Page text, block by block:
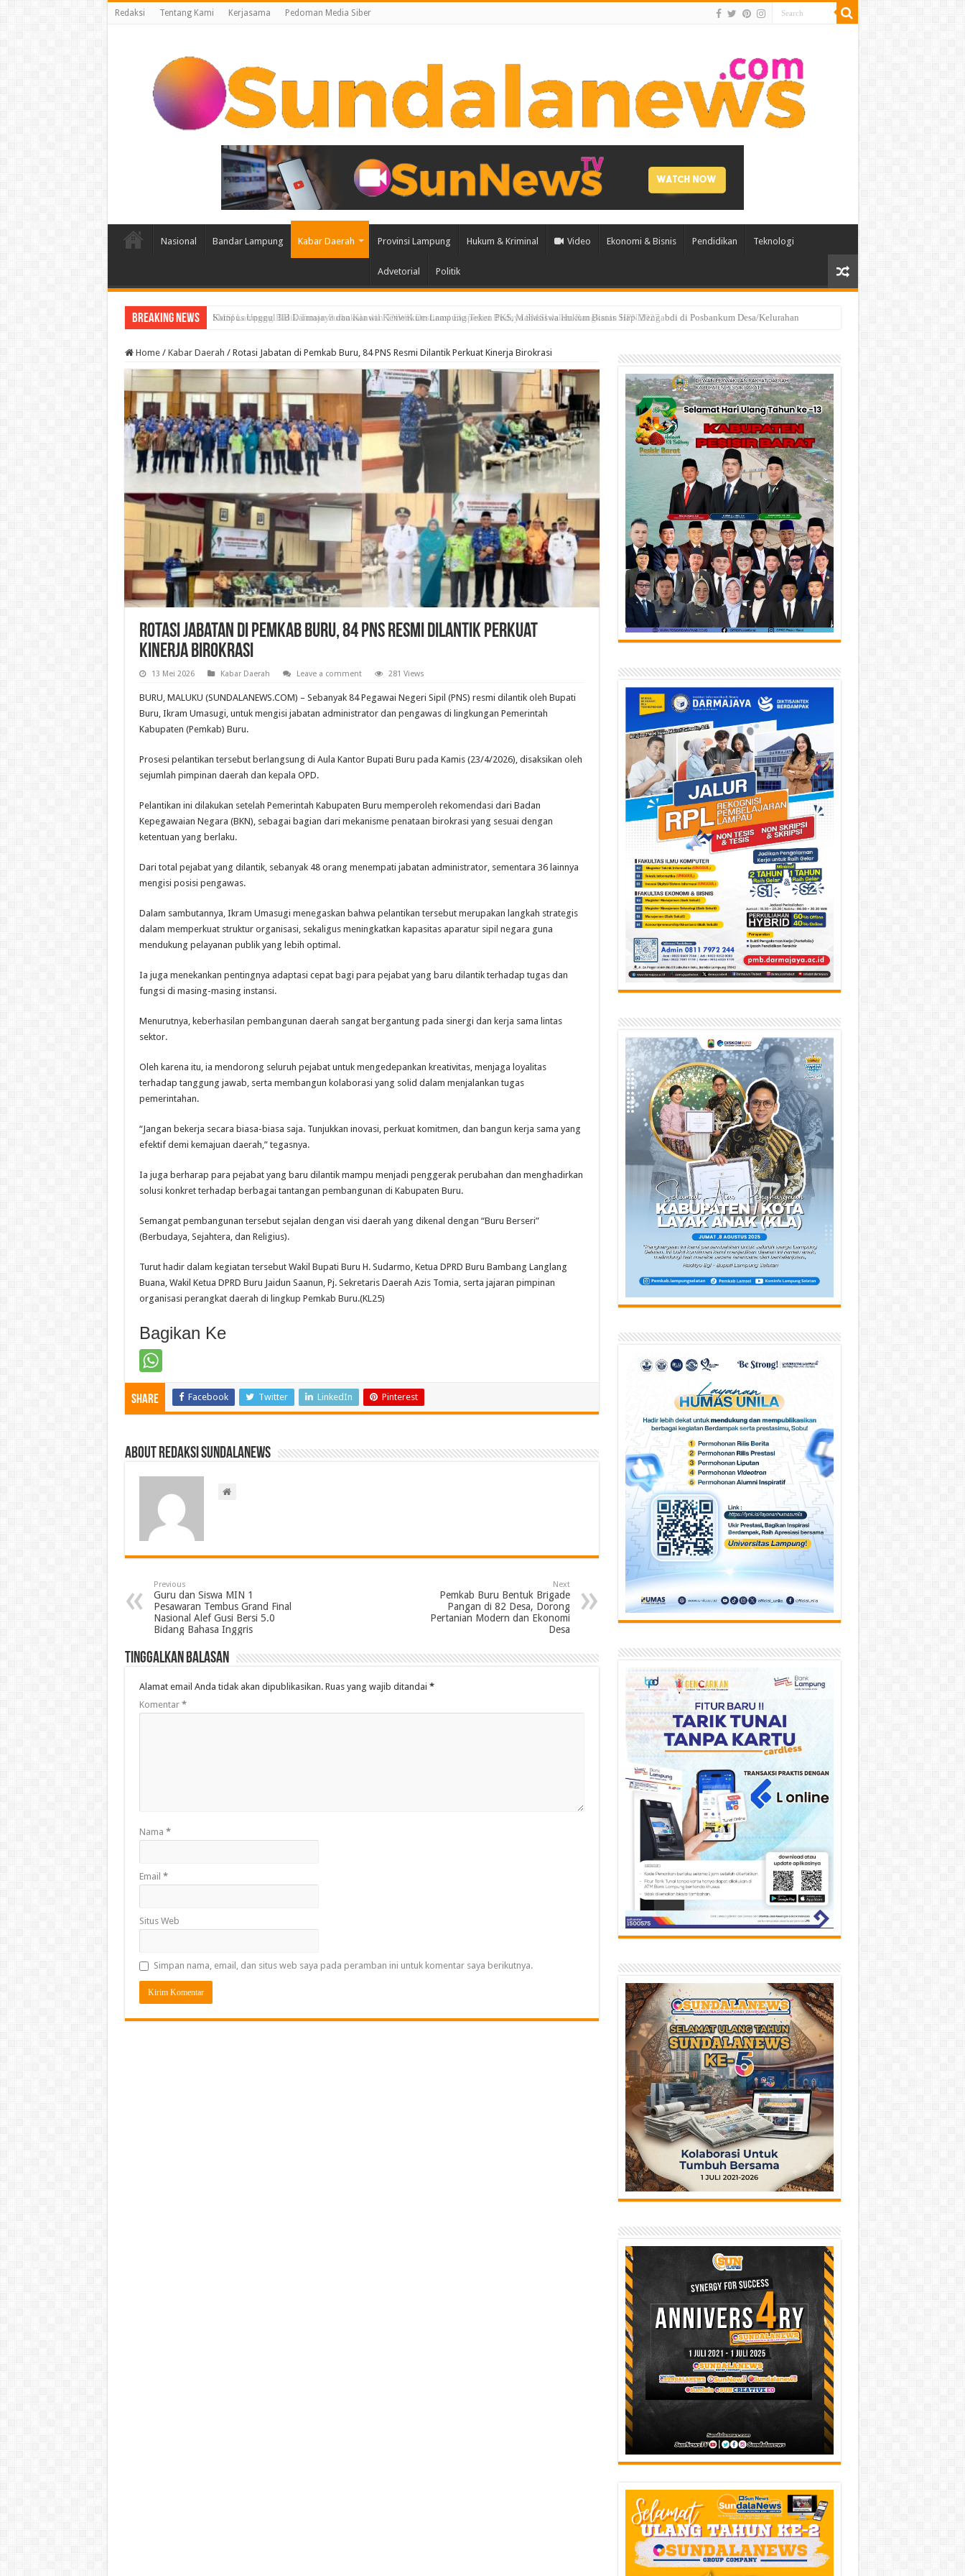
Redaksi Tentang Kami Kerjasama Pedoman Media Siber
Nasional Bandar Lampung Kabar Daerah Provinsi Lampung Hukum & Kriminal Video Ekonomi & Bisnis Pendidikan Teknologi
Advetorial Politik
Breaking News Kampus Unggul IIB Darmajaya dan Kanwil Kemenkum Lampung Teken PKS, Mahasiswa Hukum Bisnis Siap Mengabdi di Posbankum Desa/Kelurahan
Home / Kabar Daerah / Rotasi Jabatan di Pemkab Buru, 84 PNS Resmi Dilantik Perkuat Kinerja Birokrasi
Rotasi Jabatan di Pemkab Buru, 84 PNS Resmi Dilantik Perkuat
Kinerja Birokrasi
13 Mei 2026 Kabar Daerah Leave a comment 281 Views
BURU, MALUKU (SUNDALANEWS.COM) – Sebanyak 84 Pegawai Negeri Sipil (PNS) resmi dilantik oleh Bupati
Buru, Ikram Umasugi, untuk mengisi jabatan administrator dan pengawas di lingkungan Pemerintah
Kabupaten (Pemkab) Buru.
Prosesi pelantikan tersebut berlangsung di Aula Kantor Bupati Buru pada Kamis (23/4/2026), disaksikan oleh
sejumlah pimpinan daerah dan kepala OPD.
Pelantikan ini dilakukan setelah Pemerintah Kabupaten Buru memperoleh rekomendasi dari Badan
Kepegawaian Negara (BKN), sebagai bagian dari mekanisme penataan birokrasi yang sesuai dengan
ketentuan yang berlaku.
Dari total pejabat yang dilantik, sebanyak 48 orang menempati jabatan administrator, sementara 36 lainnya
mengisi posisi pengawas.
Dalam sambutannya, Ikram Umasugi menegaskan bahwa pelantikan tersebut merupakan langkah strategis
dalam memperkuat struktur organisasi, sekaligus meningkatkan kapasitas aparatur sipil negara guna
mendukung pelayanan publik yang lebih optimal.
Ia juga menekankan pentingnya adaptasi cepat bagi para pejabat yang baru dilantik terhadap tugas dan
fungsi di masing-masing instansi.
Menurutnya, keberhasilan pembangunan daerah sangat bergantung pada sinergi dan kerja sama lintas
sektor.
Oleh karena itu, ia mendorong seluruh pejabat untuk mengedepankan kreativitas, menjaga loyalitas
terhadap tanggung jawab, serta membangun kolaborasi yang solid dalam menjalankan tugas
pemerintahan.
“Jangan bekerja secara biasa-biasa saja. Tunjukkan inovasi, perkuat komitmen, dan bangun kerja sama yang
efektif demi kemajuan daerah,” tegasnya.
Ia juga berharap para pejabat yang baru dilantik mampu menjadi penggerak perubahan dan menghadirkan
solusi konkret terhadap berbagai tantangan pembangunan di Kabupaten Buru.
Semangat pembangunan tersebut sejalan dengan visi daerah yang dikenal dengan “Buru Berseri”
(Berbudaya, Sejahtera, dan Religius).
Turut hadir dalam kegiatan tersebut Wakil Bupati Buru H. Sudarmo, Ketua DPRD Buru Bambang Langlang
Buana, Wakil Ketua DPRD Buru Jaidun Saanun, Pj. Sekretaris Daerah Azis Tomia, serta jajaran pimpinan
organisasi perangkat daerah di lingkup Pemkab Buru.(KL25)
Bagikan Ke
Share Facebook Twitter LinkedIn Pinterest
About Redaksi Sundalanews
Previous
Guru dan Siswa MIN 1
Pesawaran Tembus Grand Final
Nasional Alef Gusi Bersi 5.0
Bidang Bahasa Inggris
Next
Pemkab Buru Bentuk Brigade
Pangan di 82 Desa, Dorong
Pertanian Modern dan Ekonomi
Desa
Tinggalkan Balasan
Alamat email Anda tidak akan dipublikasikan. Ruas yang wajib ditandai *
Komentar *
Nama *
Email *
Situs Web
Simpan nama, email, dan situs web saya pada peramban ini untuk komentar saya berikutnya.